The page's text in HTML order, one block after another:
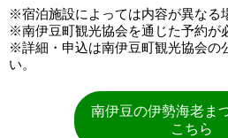
※宿泊施設によっては内容が異なる
※南伊豆町観光協会を通じた予約が
※詳細・申込は南伊豆町観光協会の
い。
南伊豆の伊勢海老ま
こちら